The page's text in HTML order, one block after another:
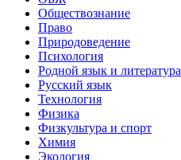
Обществознание
Право
Природоведение
Психология
Родной язык и литература
Русский язык
Технология
Физика
Физкультура и спорт
Химия
Экология